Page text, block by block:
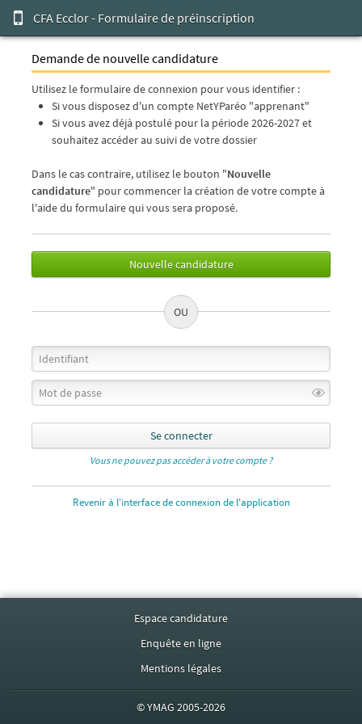
CFA Ecclor - Formulaire de préinscription
Demande de nouvelle candidature
Utilisez le formulaire de connexion pour vous identifier :
Si vous disposez d'un compte NetYParéo "apprenant"
Si vous avez déjà postulé pour la période 2026-2027 et
souhaitez accéder au suivi de votre dossier
Dans le cas contraire, utilisez le bouton "Nouvelle
candidature" pour commencer la création de votre compte à
l'aide du formulaire qui vous sera proposé.
Nouvelle candidature
Se connecter
Vous ne pouvez pas accéder à votre compte ?
Revenir à l'interface de connexion de l'application
Espace candidature
Enquête en ligne
Mentions légales
©YMAG 2005-2026